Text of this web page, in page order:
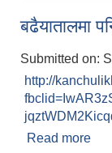
बढैयातालमा
Submitted on:
http://
Read more